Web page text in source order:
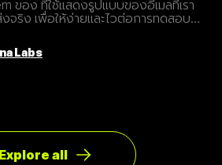
ของ ที่ใช้แสดงรูปแบบของอีเมลที่เรา
จริง เพื่อให้ง่ายและไวต่อการทดสอบ
Gemfile group :development do
"letter_opener_web", "~> 1.0"
โดยใช้ letter_opener (กรณี
#
Labs
Explore all